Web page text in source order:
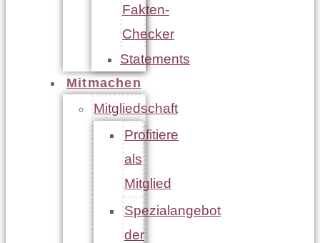
Fakten-
Checker
Statements
Mitmachen
Mitgliedschaft
Profitiere
als
Mitglied
Spezialangebot
der